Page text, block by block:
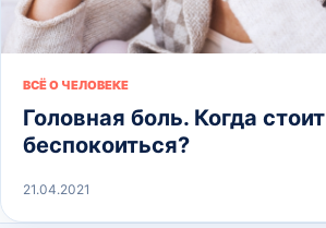
ВСЁ О ЧЕЛОВЕКЕ
Головная боль. Когда стоит
беспокоиться?
21.04.2021